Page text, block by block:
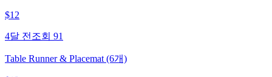
$12
4달 전 조회 91
Table Runner & Placemat (6개)